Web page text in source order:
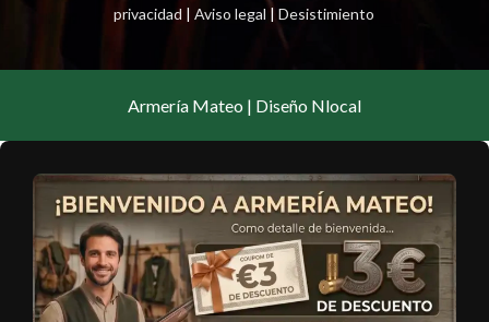
privacidad |Aviso legal |Desistimiento
Armería Mateo | Diseño Nlocal